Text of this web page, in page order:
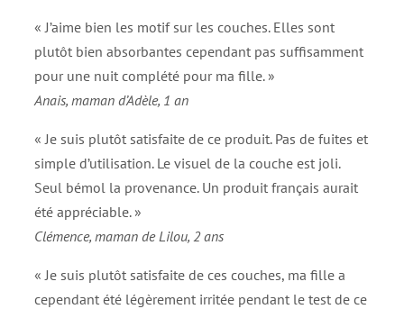
« J’aime bien les motif sur les couches. Elles sont
plutôt bien absorbantes cependant pas suffisamment
pour une nuit complété pour ma fille. »
Anais, maman d’Adèle, 1 an
« Je suis plutôt satisfaite de ce produit. Pas de fuites et
simple d’utilisation. Le visuel de la couche est joli.
Seul bémol la provenance. Un produit français aurait
été appréciable. »
Clémence, maman de Lilou, 2 ans
« Je suis plutôt satisfaite de ces couches, ma fille a
cependant été légèrement irritée pendant le test de ce